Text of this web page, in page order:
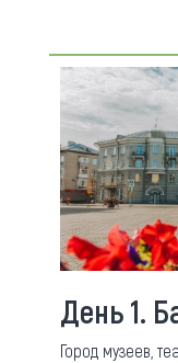
День 1.
Город музеев,